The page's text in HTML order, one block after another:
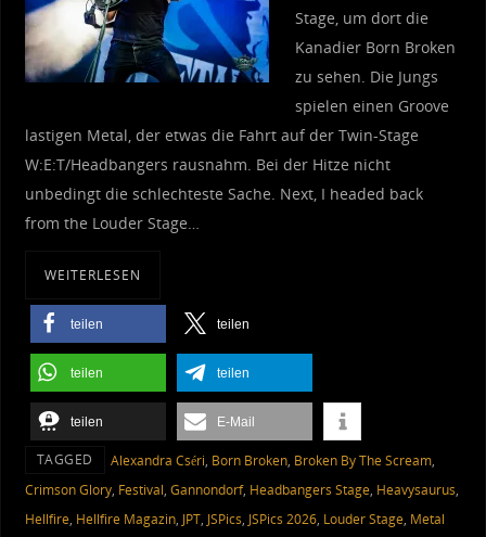
Stage, um dort die
Kanadier Born Broken
zu sehen. Die Jungs
spielen einen Groove
lastigen Metal, der etwas die Fahrt auf der Twin-Stage
W:E:T/Headbangers rausnahm. Bei der Hitze nicht
unbedingt die schlechteste Sache. Next, I headed back
from the Louder Stage…
WEITERLESEN
teilen teilen
teilen teilen
teilen E-Mail
TAGGED Alexandra Cséri, Born Broken, Broken By The Scream,
Crimson Glory, Festival, Gannondorf, Headbangers Stage, Heavysaurus,
Hellfire, Hellfire Magazin, JPT, JSPics, JSPics 2026, Louder Stage, Metal